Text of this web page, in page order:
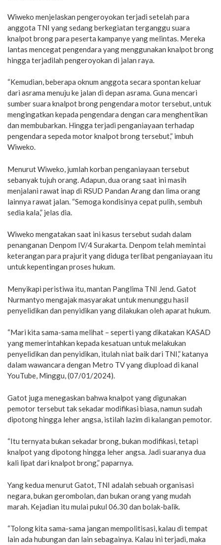
Wiweko menjelaskan pengeroyokan terjadi setelah para
anggota TNI yang sedang berkegiatan terganggu suara
knalpot brong para peserta kampanye yang melintas. Mereka
lantas mencegat pengendara yang menggunakan knalpot brong
hingga terjadilah pengeroyokan di jalan raya.
“Kemudian, beberapa oknum anggota secara spontan keluar
dari asrama menuju ke jalan di depan asrama. Guna mencari
sumber suara knalpot brong pengendara motor tersebut, untuk
mengingatkan kepada pengendara dengan cara menghentikan
dan membubarkan. Hingga terjadi penganiayaan terhadap
pengendara sepeda motor knalpot brong tersebut,” imbuh
Wiweko.
Menurut Wiweko, jumlah korban penganiayaan tersebut
sebanyak tujuh orang. Adapun, dua orang saat ini masih
menjalani rawat inap di RSUD Pandan Arang dan lima orang
lainnya rawat jalan. “Semoga kondisinya cepat pulih, sembuh
sedia kala,” jelas dia.
Wiweko mengatakan saat ini kasus tersebut sudah dalam
penanganan Denpom IV/4 Surakarta. Denpom telah memintai
keterangan para prajurit yang diduga terlibat penganiayaan itu
untuk kepentingan proses hukum.
Menyikapi peristiwa itu, mantan Panglima TNI Jend. Gatot
Nurmantyo mengajak masyarakat untuk menunggu hasil
penyelidikan dan penyidikan yang dilakukan oleh aparat hukum.
“Mari kita sama-sama melihat – seperti yang dikatakan KASAD
yang memerintahkan kepada kesatuan untuk melakukan
penyelidikan dan penyidikan, itulah niat baik dari TNI,” katanya
dalam wawancara dengan Metro TV yang diupload di kanal
YouTube, Minggu, (07/01/2024).
Gatot juga menegaskan bahwa knalpot yang digunakan
pemotor tersebut tak sekadar modifikasi biasa, namun sudah
dipotong hingga leher angsa, istilah lazim di kalangan pemotor.
“Itu ternyata bukan sekadar brong, bukan modifikasi, tetapi
knalpot yang dipotong hingga leher angsa. Jadi suaranya dua
kali lipat dari knalpot brong,” paparnya.
Yang kedua menurut Gatot, TNI adalah sebuah organisasi
negara, bukan gerombolan, dan bukan orang yang mudah
marah. Kejadian itu mulai pukul 06.30 dan bolak-balik.
“Tolong kita sama-sama jangan mempolitisasi, kalau di tempat
lain ada hubungan dan lain sebagainya. Kalau ini terjadi, maka